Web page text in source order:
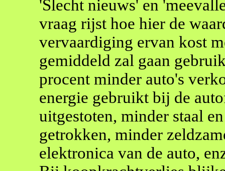
'Slecht nieuws' en
vraag rijst hoe hier de
vervaardiging ervan kost
gemiddeld zal gaan
procent minder auto's
energie gebruikt bij de
uitgestoten, minder staal
getrokken, minder
elektronica van de auto,